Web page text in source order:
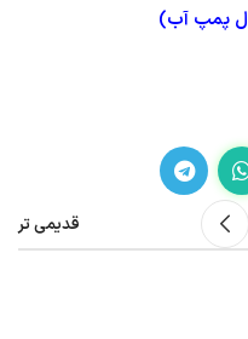
پمپ آب)
قدیمی تر